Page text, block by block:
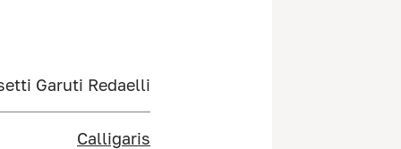
Garuti Redaelli
Calligaris